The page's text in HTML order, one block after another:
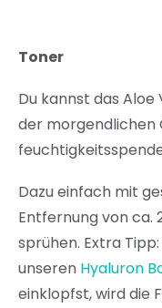
Toner
Du kannst das
der morgendlichen
Dazu einfach mit
Entfernung von ca.
sprühen. Extra
unseren Hyaluron
einklopfst, wird die